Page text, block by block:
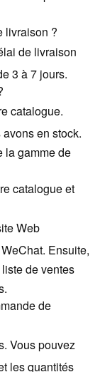
livraison ?
de livraison
3 à 7 jours.
catalogue.
en stock.
la gamme de
catalogue et
Web
Ensuite,
de ventes
de
Vous pouvez
les quantités